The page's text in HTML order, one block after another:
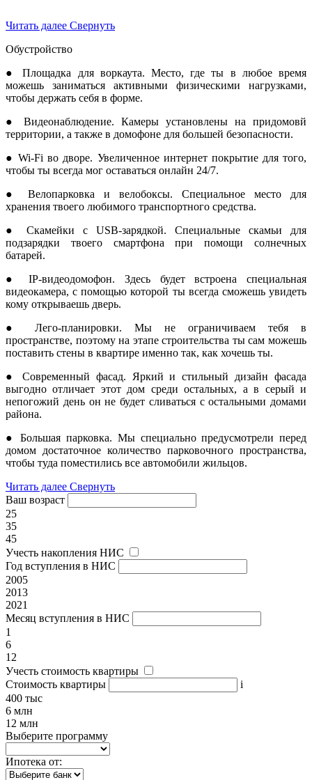
Читать далее Свернуть
Обустройство
● Площадка для воркаута. Место, где ты в любое время
можешь заниматься активными физическими нагрузками,
чтобы держать себя в форме.
● Видеонаблюдение. Камеры установлены на придомовй
территории, а также в домофоне для большей безопасности.
● Wi-Fi во дворе. Увеличенное интернет покрытие для того,
чтобы ты всегда мог оставаться онлайн 24/7.
● Велопарковка и велобоксы. Специальное место для
хранения твоего любимого транспортного средства.
● Скамейки с USB-зарядкой. Специальные скамьи для
подзарядки твоего смартфона при помощи солнечных
батарей.
● IP-видеодомофон. Здесь будет встроена специальная
видеокамера, с помощью которой ты всегда сможешь увидеть
кому открываешь дверь.
● Лего-планировки. Мы не ограничиваем тебя в
пространстве, поэтому на этапе строительства ты сам можешь
поставить стены в квартире именно так, как хочешь ты.
● Современный фасад. Яркий и стильный дизайн фасада
выгодно отличает этот дом среди остальных, а в серый и
непогожий день он не будет сливаться с остальными домами
района.
● Большая парковка. Мы специально предусмотрели перед
домом достаточное количество парковочного пространства,
чтобы туда поместились все автомобили жильцов.
Читать далее Свернуть
Ваш возраст
25
35
45
Учесть накопления НИС
Год вступления в НИС
2005
2013
2021
Месяц вступления в НИС
1
6
12
Учесть стоимость квартиры
Стоимость квартиры
i
400 тыс
6 млн
12 млн
Выберите программу
Ипотека от: